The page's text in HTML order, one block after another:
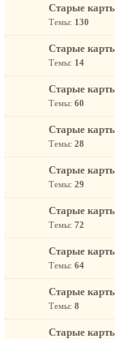
Старые
Темы: 130
Старые
Темы: 14
Старые
Темы: 60
Старые
Темы: 28
Старые
Темы: 29
Старые
Темы: 72
Старые
Темы: 64
Старые
Темы: 8
Старые